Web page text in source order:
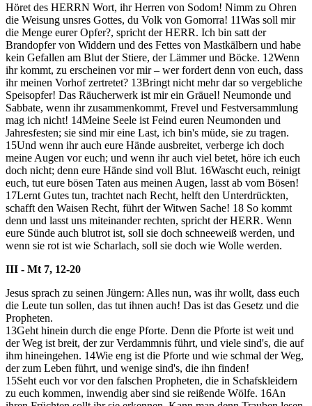
Höret des HERRN Wort, ihr Herren von Sodom! Nimm zu Ohren
die Weisung unsres Gottes, du Volk von Gomorra! 11Was soll mir
die Menge eurer Opfer?, spricht der HERR. Ich bin satt der
Brandopfer von Widdern und des Fettes von Mastkälbern und habe
kein Gefallen am Blut der Stiere, der Lämmer und Böcke. 12Wenn
ihr kommt, zu erscheinen vor mir – wer fordert denn von euch, dass
ihr meinen Vorhof zertretet? 13Bringt nicht mehr dar so vergebliche
Speisopfer! Das Räucherwerk ist mir ein Gräuel! Neumonde und
Sabbate, wenn ihr zusammenkommt, Frevel und Festversammlung
mag ich nicht! 14Meine Seele ist Feind euren Neumonden und
Jahresfesten; sie sind mir eine Last, ich bin's müde, sie zu tragen.
15Und wenn ihr auch eure Hände ausbreitet, verberge ich doch
meine Augen vor euch; und wenn ihr auch viel betet, höre ich euch
doch nicht; denn eure Hände sind voll Blut. 16Wascht euch, reinigt
euch, tut eure bösen Taten aus meinen Augen, lasst ab vom Bösen!
17Lernt Gutes tun, trachtet nach Recht, helft den Unterdrückten,
schafft den Waisen Recht, führt der Witwen Sache! 18 So kommt
denn und lasst uns miteinander rechten, spricht der HERR. Wenn
eure Sünde auch blutrot ist, soll sie doch schneeweiß werden, und
wenn sie rot ist wie Scharlach, soll sie doch wie Wolle werden.
III - Mt 7, 12-20
Jesus sprach zu seinen Jüngern: Alles nun, was ihr wollt, dass euch
die Leute tun sollen, das tut ihnen auch! Das ist das Gesetz und die
Propheten.
13Geht hinein durch die enge Pforte. Denn die Pforte ist weit und
der Weg ist breit, der zur Verdammnis führt, und viele sind's, die auf
ihm hineingehen. 14Wie eng ist die Pforte und wie schmal der Weg,
der zum Leben führt, und wenige sind's, die ihn finden!
15Seht euch vor vor den falschen Propheten, die in Schafskleidern
zu euch kommen, inwendig aber sind sie reißende Wölfe. 16An